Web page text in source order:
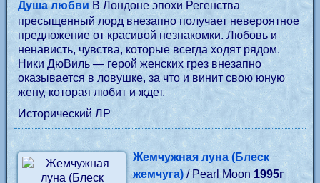
Душа любви
пресыщенный лорд внезапно получает невероятное
предложение от красивой незнакомки. Любовь и
ненависть, чувства, которые всегда ходят рядом.
Ники ДюВиль — герой женских грез внезапно
оказывается в ловушке, за что и винит свою юную
жену, которая любит и ждет.
Исторический ЛР
Жемчужная луна (Блеск
жемчуга) / Pearl Moon 1995г